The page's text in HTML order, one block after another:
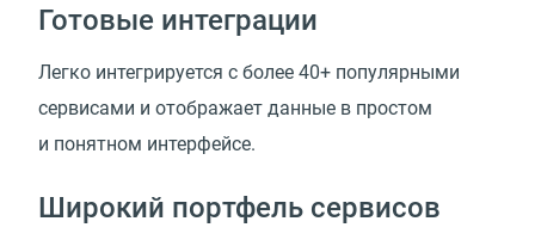
Готовые интеграции
Легко интегрируется с более 40+ популярными
сервисами и отображает данные в простом
и понятном интерфейсе.
Широкий портфель сервисов